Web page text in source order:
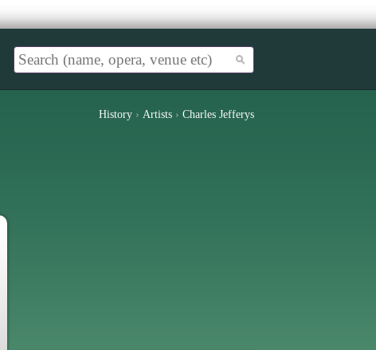
History › Artists › Charles Jefferys